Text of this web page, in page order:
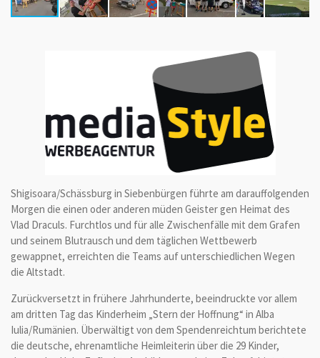
Shigisoara/Schässburg in Siebenbürgen führte am darauffolgenden
Morgen die einen oder anderen müden Geister gen Heimat des
Vlad Draculs. Furchtlos und für alle Zwischenfälle mit dem Grafen
und seinem Blutrausch und dem täglichen Wettbewerb
gewappnet, erreichten die Teams auf unterschiedlichen Wegen
die Altstadt.
Zurückversetzt in frühere Jahrhunderte, beeindruckte vor allem
am dritten Tag das Kinderheim „Stern der Hoffnung“ in Alba
Iulia/Rumänien. Überwältigt von dem Spendenreichtum berichtete
die deutsche, ehrenamtliche Heimleiterin über die 29 Kinder,